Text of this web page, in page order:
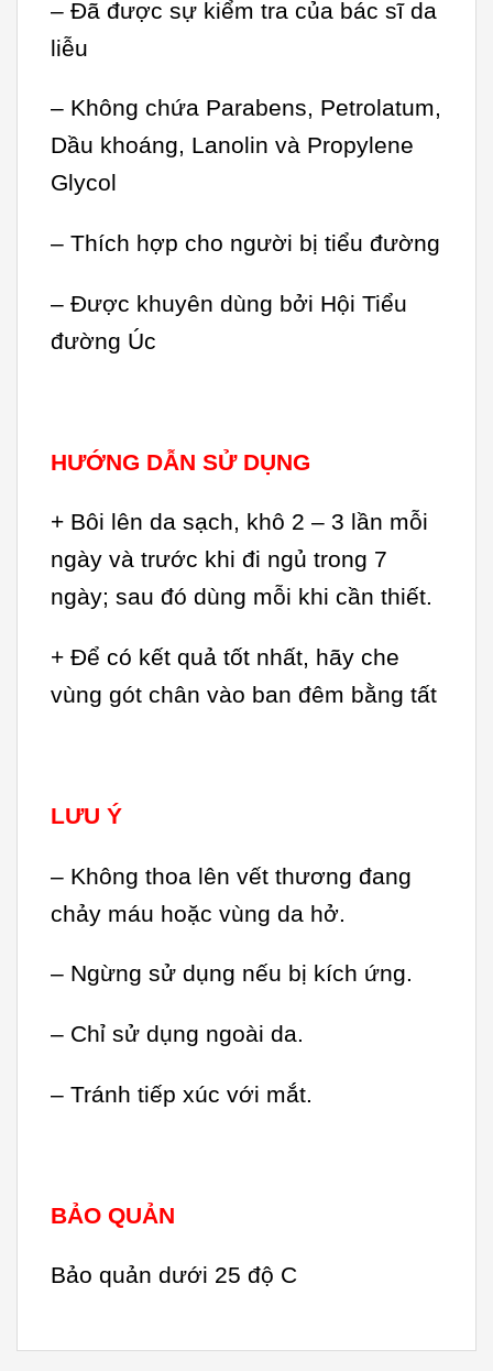
– Đã được sự kiểm tra của bác sĩ da
liễu
– Không chứa Parabens, Petrolatum,
Dầu khoáng, Lanolin và Propylene
Glycol
– Thích hợp cho người bị tiểu đường
– Được khuyên dùng bởi Hội Tiểu
đường Úc
HƯỚNG DẪN SỬ DỤNG
+ Bôi lên da sạch, khô 2 – 3 lần mỗi
ngày và trước khi đi ngủ trong 7
ngày; sau đó dùng mỗi khi cần thiết.
+ Để có kết quả tốt nhất, hãy che
vùng gót chân vào ban đêm bằng tất
LƯU Ý
– Không thoa lên vết thương đang
chảy máu hoặc vùng da hở.
– Ngừng sử dụng nếu bị kích ứng.
– Chỉ sử dụng ngoài da.
– Tránh tiếp xúc với mắt.
BẢO QUẢN
Bảo quản dưới 25 độ C